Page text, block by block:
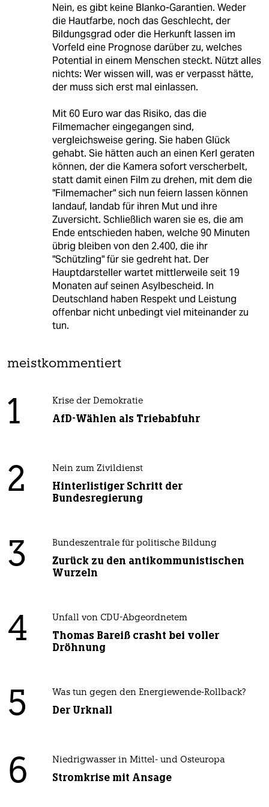
Nein, es gibt keine Blanko-Garantien. Weder
die Hautfarbe, noch das Geschlecht, der
Bildungsgrad oder die Herkunft lassen im
Vorfeld eine Prognose darüber zu, welches
Potential in einem Menschen steckt. Nützt alles
nichts: Wer wissen will, was er verpasst hätte,
der muss sich erst mal einlassen.
Mit 60 Euro war das Risiko, das die
Filmemacher eingegangen sind,
vergleichsweise gering. Sie haben Glück
gehabt. Sie hätten auch an einen Kerl geraten
können, der die Kamera sofort verscherbelt,
statt damit einen Film zu drehen, mit dem die
"Filmemacher" sich nun feiern lassen können
landauf, landab für ihren Mut und ihre
Zuversicht. Schließlich waren sie es, die am
Ende entschieden haben, welche 90 Minuten
übrig bleiben von den 2.400, die ihr
"Schützling" für sie gedreht hat. Der
Hauptdarsteller wartet mittlerweile seit 19
Monaten auf seinen Asylbescheid. In
Deutschland haben Respekt und Leistung
offenbar nicht unbedingt viel miteinander zu
tun.
meistkommentiert
1 Krise der Demokratie
AfD-Wählen als Triebabfuhr
2 Nein zum Zivildienst
Hinterlistiger Schritt der
Bundesregierung
3 Bundeszentrale für politische Bildung
Zurück zu den antikommunistischen
Wurzeln
4 Unfall von CDU-Abgeordnetem
Thomas Bareiß crasht bei voller
Dröhnung
5 Was tun gegen den Energiewende-Rollback?
Der Urknall
6 Niedrigwasser in Mittel- und Osteuropa
Stromkrise mit Ansage